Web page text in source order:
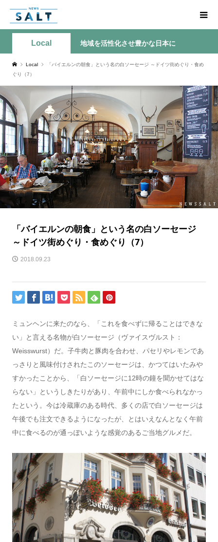
Local 地域を活性化させ豊かな日本に
Local
「バイエルンの朝食」という名の白ソーセージ ～ドイツ街めぐり・食め
ぐり（7）
「バイエルンの朝食」という名の白ソーセージ
～ドイツ街めぐり・食めぐり（7）
2018.09.23
ミュンヘンに来たのなら、「これを食べずに帰ることはできな
い」と言える名物が白ソーセージ（ヴァイスヴルスト：
Weisswurst）だ。子牛肉と豚肉を合わせ、パセリやレモンであ
っさりと風味付けされたこのソーセージは、かつてはいたみや
すかったことから、「白ソーセージに12時の鐘を聞かせてはな
らない」というしきたりがあり、午前中にしか食べられなかっ
たという。今は冷蔵庫のある時代、多くの店で白ソーセージは
午後でも注文できるようになったが、とはいえなんとなく午前
中に食べるのが通っぽいような感覚のあるご当地グルメだ。